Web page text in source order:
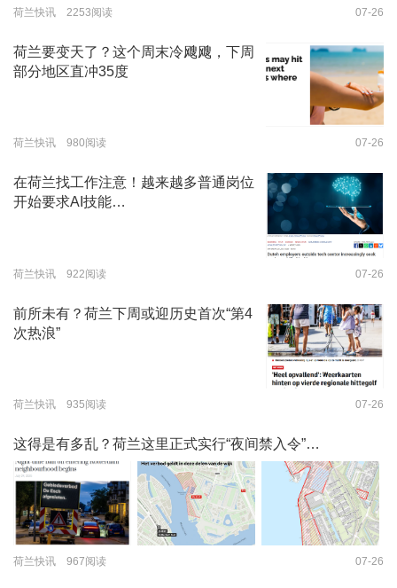
荷兰快讯 2253阅读 07-26
荷兰要变天了？这个周末冷飕飕，下周
部分地区直冲35度
荷兰快讯 980阅读 07-26
在荷兰找工作注意！越来越多普通岗位
开始要求AI技能…
荷兰快讯 922阅读 07-26
前所未有？荷兰下周或迎历史首次“第4
次热浪”
荷兰快讯 935阅读 07-26
这得是有多乱？荷兰这里正式实行“夜间禁入令”…
荷兰快讯 967阅读 07-26